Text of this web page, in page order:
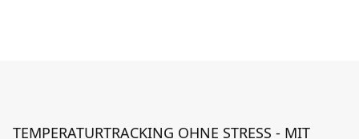
TEMPERATURTRACKING OHNE STRESS - MIT